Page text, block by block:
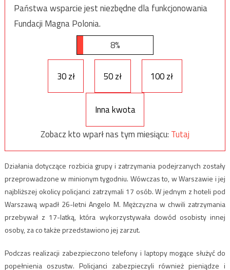
Państwa wsparcie jest niezbędne dla funkcjonowania
Fundacji Magna Polonia.
8%
30 zł 50 zł 100 zł
Inna kwota
Zobacz kto wparł nas tym miesiącu: Tutaj
Działania dotyczące rozbicia grupy i zatrzymania podejrzanych zostały
przeprowadzone w minionym tygodniu. Wówczas to, w Warszawie i jej
najbliższej okolicy policjanci zatrzymali 17 osób. W jednym z hoteli pod
Warszawą wpadł 26-letni Angelo M. Mężczyzna w chwili zatrzymania
przebywał z 17-latką, która wykorzystywała dowód osobisty innej
osoby, za co także przedstawiono jej zarzut.
Podczas realizacji zabezpieczono telefony i laptopy mogące służyć do
popełnienia oszustw. Policjanci zabezpieczyli również pieniądze i